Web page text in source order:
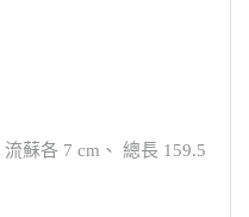
蘇各 7 cm、 總長 159.5